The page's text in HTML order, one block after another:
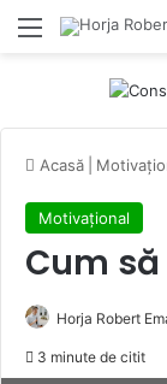
Menu
Acasă
Motivațional
Cum
Horja Robert
3 minute de citit